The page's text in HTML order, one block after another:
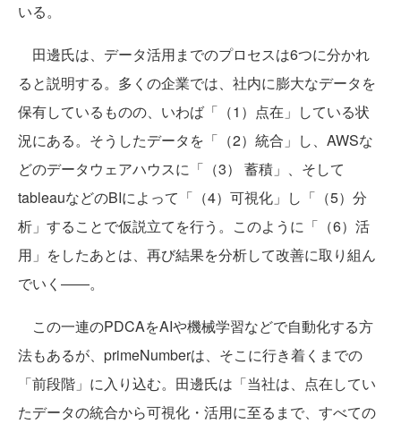
いる。
田邊氏は、データ活用までのプロセスは6つに分かれ
ると説明する。多くの企業では、社内に膨大なデータを
保有しているものの、いわば「（1）点在」している状
況にある。そうしたデータを「（2）統合」し、AWSな
どのデータウェアハウスに「（3） 蓄積」、そして
tableauなどのBIによって「（4）可視化」し「（5）分
析」することで仮説立てを行う。このように「（6）活
用」をしたあとは、再び結果を分析して改善に取り組ん
でいく――。
この一連のPDCAをAIや機械学習などで自動化する方
法もあるが、primeNumberは、そこに行き着くまでの
「前段階」に入り込む。田邊氏は「当社は、点在してい
たデータの統合から可視化・活用に至るまで、すべての